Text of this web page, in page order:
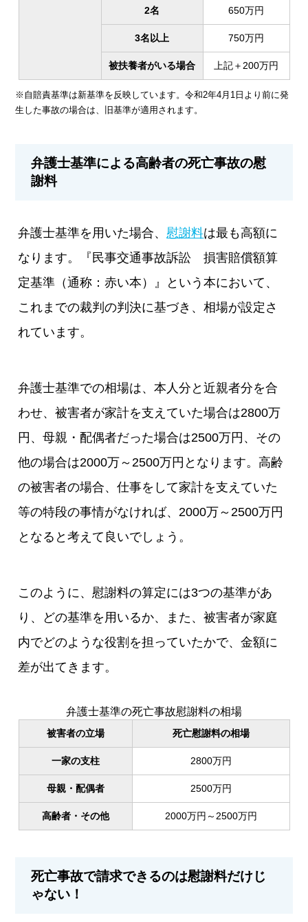
2名 650万円
3名以上 750万円
被扶養者がいる場合 上記＋200万円
※自賠責基準は新基準を反映しています。令和2年4月1日より前に発
生した事故の場合は、旧基準が適用されます。
弁護士基準による高齢者の死亡事故の慰
謝料
弁護士基準を用いた場合、慰謝料は最も高額に
なります。『民事交通事故訴訟 損害賠償額算
定基準（通称：赤い本）』という本において、
これまでの裁判の判決に基づき、相場が設定さ
れています。
弁護士基準での相場は、本人分と近親者分を合
わせ、被害者が家計を支えていた場合は2800万
円、母親・配偶者だった場合は2500万円、その
他の場合は2000万～2500万円となります。高齢
の被害者の場合、仕事をして家計を支えていた
等の特段の事情がなければ、2000万～2500万円
となると考えて良いでしょう。
このように、慰謝料の算定には3つの基準があ
り、どの基準を用いるか、また、被害者が家庭
内でどのような役割を担っていたかで、金額に
差が出てきます。
弁護士基準の死亡事故慰謝料の相場
被害者の立場 死亡慰謝料の相場
一家の支柱 2800万円
母親・配偶者 2500万円
高齢者・その他 2000万円～2500万円
死亡事故で請求できるのは慰謝料だけじ
ゃない！